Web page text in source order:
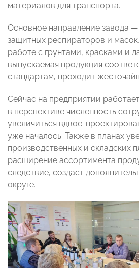
материалов для транспорта.
Основное направление завода
защитных респираторов и
работе с грунтами, красками и
выпускаемая продукция
стандартам, проходит
Сейчас на предприятии
в перспективе численность
увеличиться вдвое:
уже началось. Также в планах
производственных и складских
расширение ассортимента
следствие, создаст
округе.